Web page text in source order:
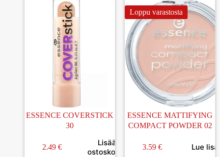
ESSENCE COVERSTICK
30
2.49 €
Lisää
ostoskoriin
Loppu varastosta
ESSENCE MATTIFYING
COMPACT POWDER 02
3.59 € Lue